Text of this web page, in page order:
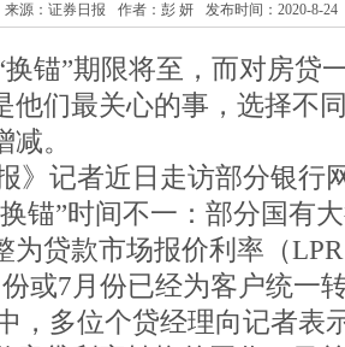
来源：证券日报 作者：彭 妍 发布时间：2020-8-24
换锚”期限将至，而对房贷
他们最关心的事，选择不
。
》记者近日走访部分银行
锚”时间不一：部分国有
为贷款市场报价利率（
或7月份已经为客户统一
，多位个贷经理向记者表